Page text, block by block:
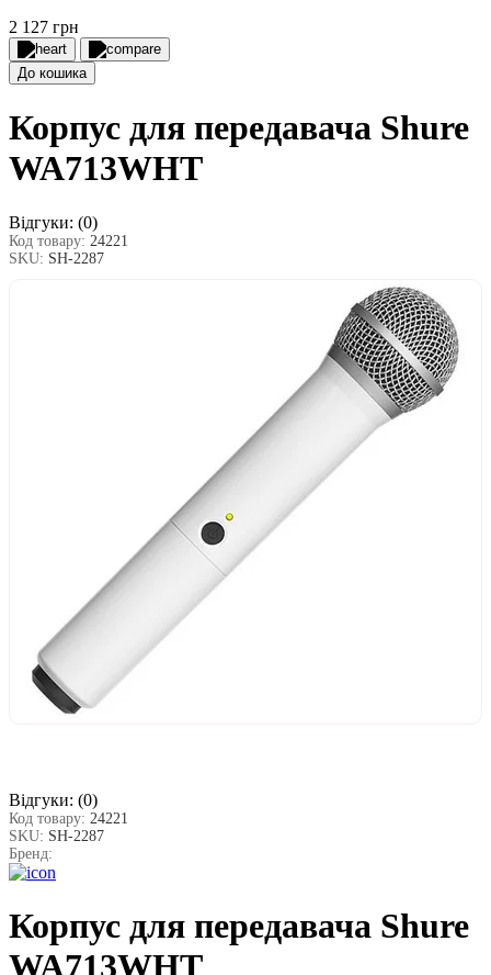
2 127 грн
До кошика
Корпус для передавача Shure
WA713WHT
Відгуки: (0)
Код товару: 24221
SKU: SH-2287
Відгуки: (0)
Код товару: 24221
SKU: SH-2287
Бренд:
Корпус для передавача Shure
WA713WHT